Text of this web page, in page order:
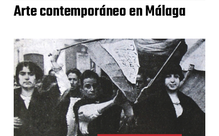
Arte contemporáneo en Málaga